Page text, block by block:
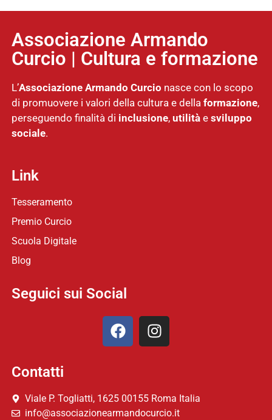
Associazione Armando
Curcio | Cultura e formazione
L’Associazione Armando Curcio nasce con lo scopo
di promuovere i valori della cultura e della formazione,
perseguendo finalità di inclusione, utilitàe sviluppo
sociale.
Link
Tesseramento
Premio Curcio
Scuola Digitale
Blog
Seguici sui Social
Contatti
Viale P. Togliatti, 1625 00155 Roma Italia
info@associazionearmandocurcio.it